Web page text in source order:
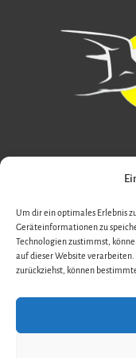
Um dir ein optimales Erlebnis
Geräteinformationen zu
Technologien zustimmst,
auf dieser Website
zurückziehst, können